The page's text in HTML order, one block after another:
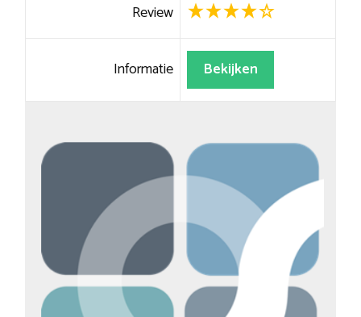
Review
Informatie Bekijken